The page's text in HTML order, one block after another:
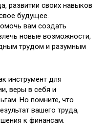
развитии своих навыков
будущее.
вам создать
новые возможности,
трудом и разумным
инструмент для
веры в себя и
Но помните, что
вашего труда,
к финансам.